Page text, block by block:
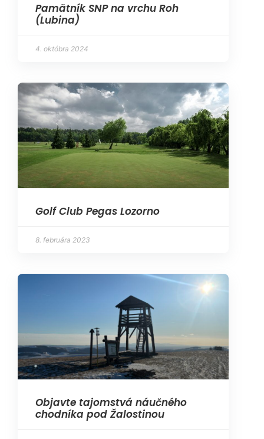
Pamätník SNP na vrchu Roh
(Lubina)
4. októbra 2024
Golf Club Pegas Lozorno
8. februára 2023
Objavte tajomstvá náučného
chodníka pod Žalostinou